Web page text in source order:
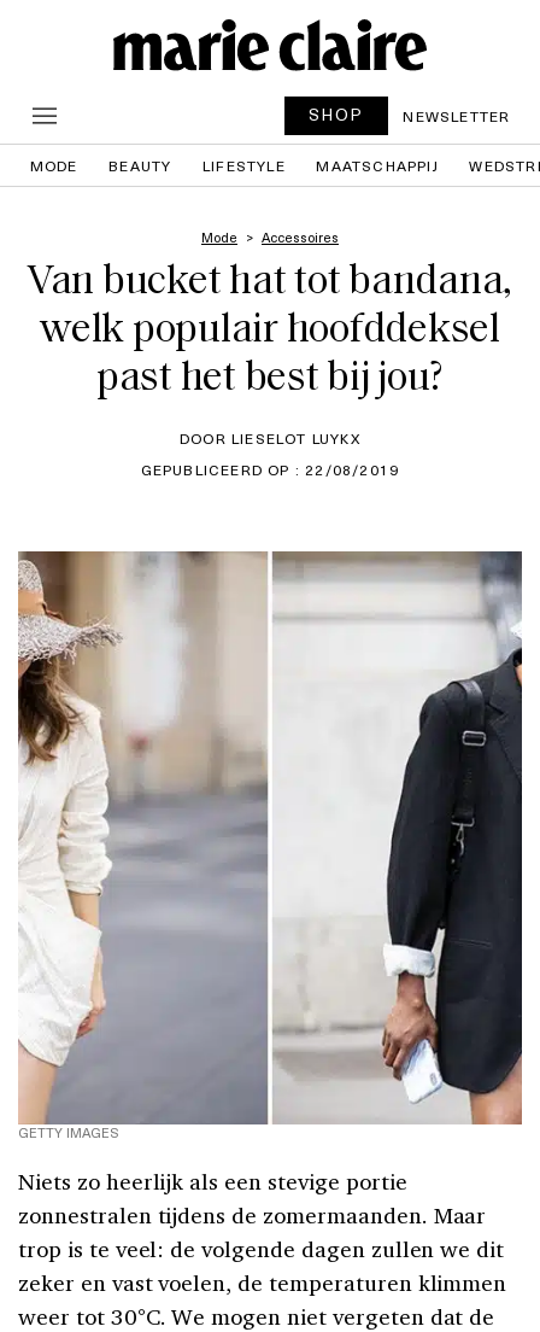
SHOP NEWSLETTER
MODE BEAUTY LIFESTYLE MAATSCHAPPIJ
Mode Accessoires
Van bucket hat tot bandana,
welk populair hoofddeksel
past het best bij jou?
DOOR LIESELOT LUYKX
GEPUBLICEERD OP : 22/08/2019
GETTY IMAGES
Niets zo heerlijk als een stevige portie
zonnestralen tijdens de zomermaanden. Maar
trop is te veel: de volgende dagen zullen we dit
zeker en vast voelen, de temperaturen klimmen
weer tot 30°C. We mogen niet vergeten dat de